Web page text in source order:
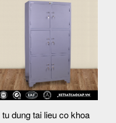
tu dung tai lieu co khoa